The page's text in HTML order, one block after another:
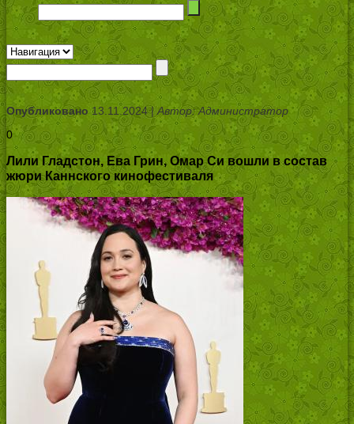
Опубликовано13.11.2024 | Автор: Администратор
0
Лили Гладстон, Ева Грин, Омар Си вошли в состав
жюри Каннского кинофестиваля